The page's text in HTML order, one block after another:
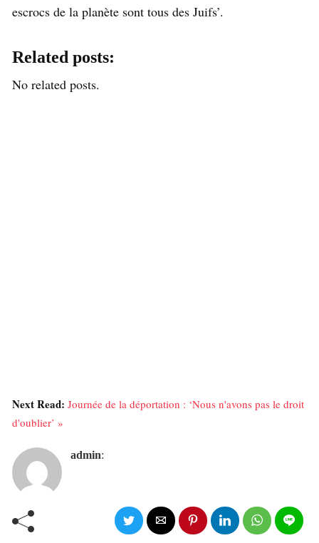
escrocs de la planète sont tous des Juifs’.
Related posts:
No related posts.
Next Read: Journée de la déportation : ‘Nous n'avons pas le droit
d'oublier’ »
admin: